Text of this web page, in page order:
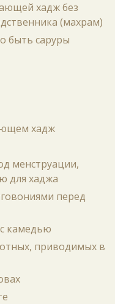
хадж без
(махрам)
быть саруры
хадж
менструации,
для хаджа
перед
камедью
приводимых в